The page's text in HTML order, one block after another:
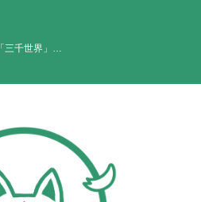
「三千世界」ツアー埼玉公演 チケットに関してのご案内